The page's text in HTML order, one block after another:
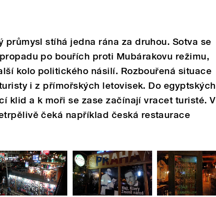
průmysl stíhá jedna rána za druhou. Sotva se
po bouřích proti Mubárakovu režimu,
kolo politického násilí. Rozbouřená situace
i z přímořských letovisek. Do egyptských
klid a k moři se zase začínají vracet turisté. V
čeká například česká restaurace